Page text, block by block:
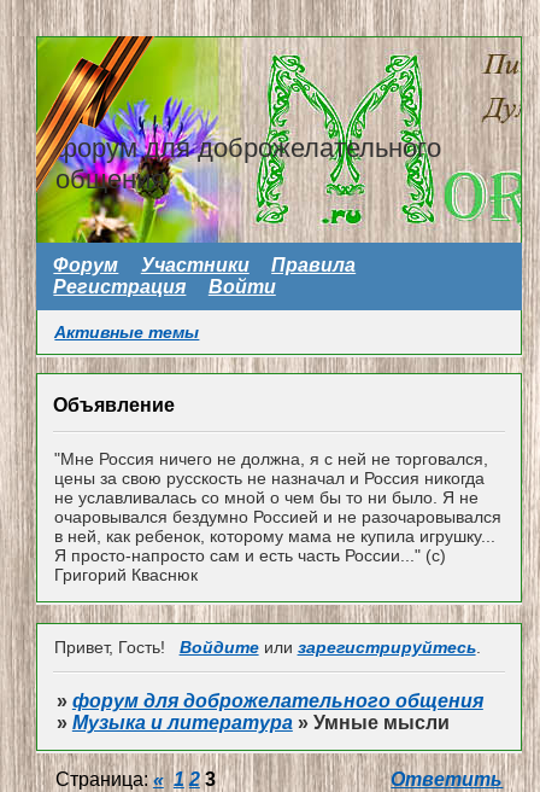
форум для доброжелательного
общения
Форум Участники
Правила
Регистрация
Войти
Активные темы
Объявление
"Мне Россия ничего не должна, я с ней не торговался,
цены за свою русскость не назначал и Россия никогда
не уславливалась со мной о чем бы то ни было. Я не
очаровывался бездумно Россией и не разочаровывался
в ней, как ребенок, которому мама не купила игрушку...
Я просто-напросто сам и есть часть России..." (с)
Григорий Кваснюк
Привет, Гость! Войдитеили зарегистрируйтесь.
» форум для доброжелательного общения
» Музыка и литература » Умные мысли
Страница: « 1 2 3 Ответить